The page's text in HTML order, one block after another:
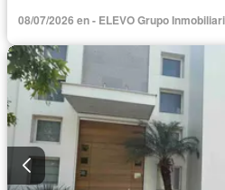
Gas natural
Internet Jardín
Sala polivalente
Seguridad
Wifi
08/07/2026 en - ELEVO Grupo